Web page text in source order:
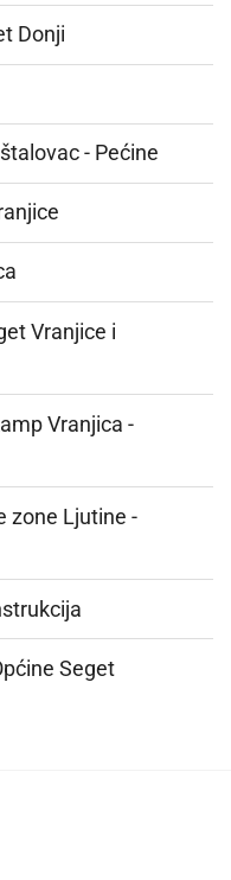
Donji
- Pećine
Vranjice i
Vranjica -
zone Ljutine -
Seget